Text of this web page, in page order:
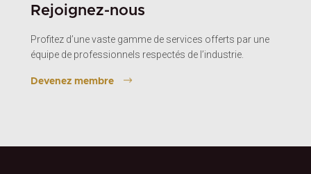
Rejoignez-nous
Profitez d’une vaste gamme de services offerts par une
équipe de professionnels respectés de l’industrie.
Devenez membre